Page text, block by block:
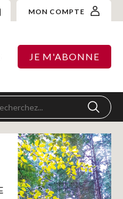
MON COMPTE
JE M'ABONNE